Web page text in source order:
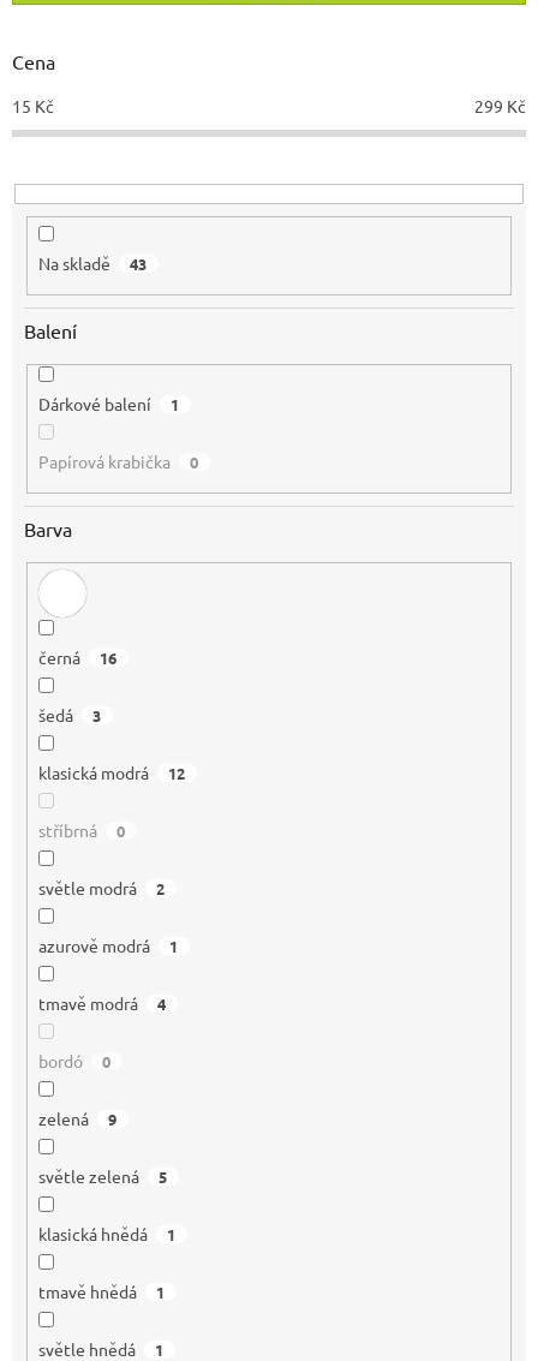
d
k
t
Cena
15 Kč 299 Kč
Na skladě 43
Balení
Dárkové balení 1
Papírová krabička 0
Barva
černá 16
šedá 3
klasická modrá 12
stříbrná 0
světle modrá 2
azurově modrá 1
tmavě modrá 4
bordó 0
zelená 9
světle zelená 5
klasická hnědá 1
tmavě hnědá 1
světle hnědá 1